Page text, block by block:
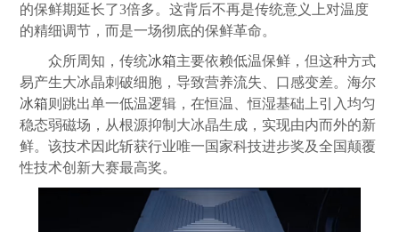
的保鲜期延长了3倍多。这背后不再是传统意义上对温度
的精细调节，而是一场彻底的保鲜革命。
众所周知，传统冰箱主要依赖低温保鲜，但这种方式
易产生大冰晶刺破细胞，导致营养流失、口感变差。海尔
冰箱则跳出单一低温逻辑，在恒温、恒湿基础上引入均匀
稳态弱磁场，从根源抑制大冰晶生成，实现由内而外的新
鲜。该技术因此斩获行业唯一国家科技进步奖及全国颠覆
性技术创新大赛最高奖。